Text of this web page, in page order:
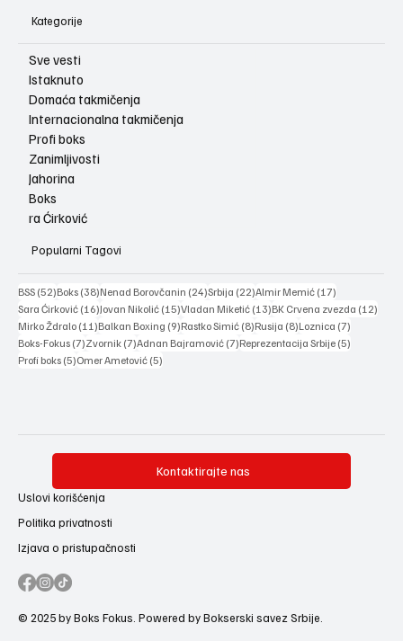
Kategorije
Sve vesti
Istaknuto
Domaća takmičenja
Internacionalna takmičenja
Profi boks
Zanimljivosti
Jahorina
Boks
ra Ćirković
Popularni Tagovi
BSS (52)52 posts
Boks (38)38 posts
Nenad Borovčanin (24)24 posts
Srbija (22)22 posts
Almir Memić (17)
Sara Ćirković (16)16 posts
Jovan Nikolić (15)15 posts
Vladan Miketić (13)13 posts
BK Crvena zvezda (12)
Mirko Ždralo (11)11 posts
Balkan Boxing (9)9 posts
Rastko Simić (8)8 posts
Rusija (8)8 posts
Loznica (7)
Boks-Fokus (7)7 posts
Zvornik (7)7 posts
Adnan Bajramović (7)7 posts
Reprezentacija Srbije (5)
Profi boks (5)5 posts
Omer Ametović (5)
Kontaktirajte nas
Uslovi korišćenja
Politika privatnosti
Izjava o pristupačnosti
© 2025 by Boks Fokus. Powered by Bokserski savez Srbije.